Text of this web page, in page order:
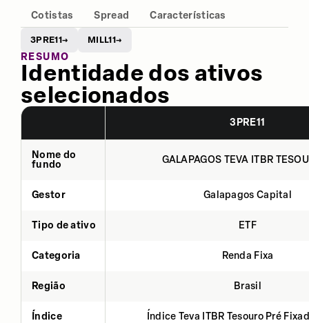
Cotistas
Spread Características
3PRE11→ MILL11→
RESUMO
Identidade dos ativos
selecionados
3PRE11
Nome do
fundo
GALAPAGOS TEVA ITBR
Gestor Galapagos Capital
Tipo de ativo ETF
Categoria Renda Fixa
Região Brasil
Índice Índice Teva ITBR Tesouro Pré